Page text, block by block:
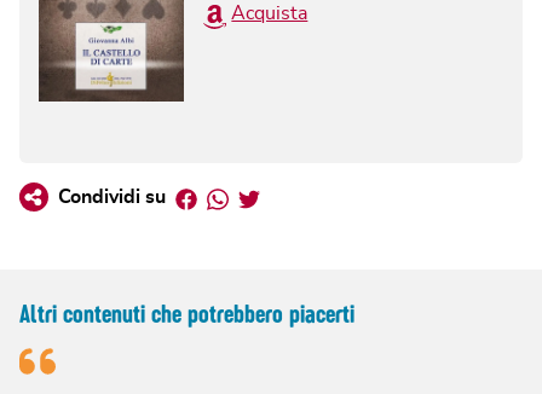
Acquista
Condividi su Facebook
Whatsapp
Twitter
Altri contenuti che potrebbero piacerti